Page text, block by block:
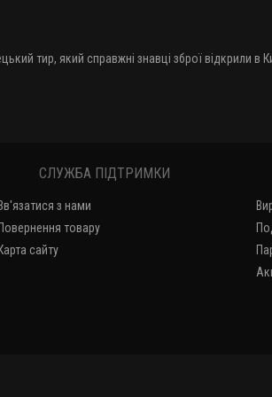
тир, який справжні знавці зброї відкрили в
СЛУЖБА ПІДТРИМКИ
з нами
товару
сайту